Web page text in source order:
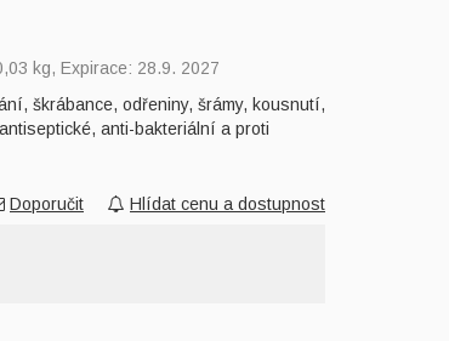
kg, Expirace: 28.9. 2027
škrábance, odřeniny, šrámy, kousnutí,
anti-bakteriální a proti
Doporučit Hlídat cenu a dostupnost